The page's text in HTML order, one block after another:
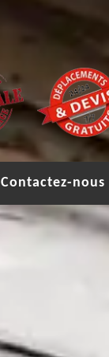
Contactez-nous